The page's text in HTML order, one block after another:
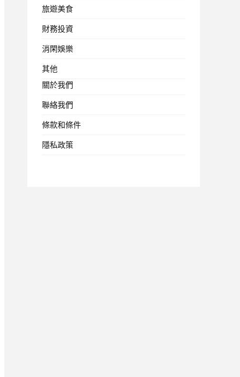
旅遊美食
財務投資
消閑娛樂
其他
關於我們
聯絡我們
條款和條件
隱私政策